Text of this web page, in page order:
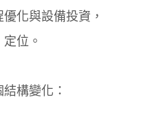
化與設備投資，
位。
構變化：